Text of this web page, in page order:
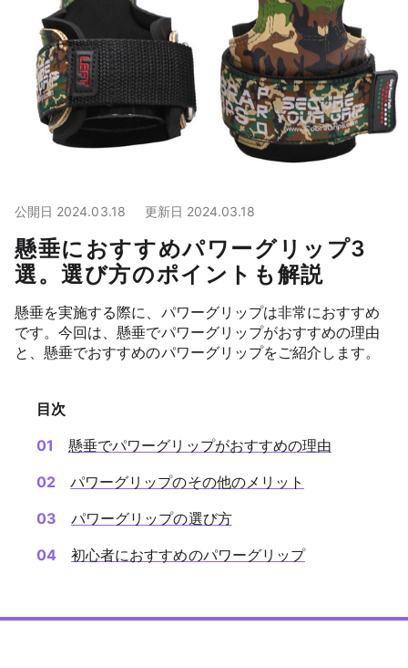
公開日 2024.03.18 更新日 2024.03.18
懸垂におすすめパワーグリップ3
選。選び方のポイントも解説
懸垂を実施する際に、パワーグリップは非常におすすめ
です。今回は、懸垂でパワーグリップがおすすめの理由
と、懸垂でおすすめのパワーグリップをご紹介します。
目次
懸垂でパワーグリップがおすすめの理由
パワーグリップのその他のメリット
パワーグリップの選び方
初心者におすすめのパワーグリップ